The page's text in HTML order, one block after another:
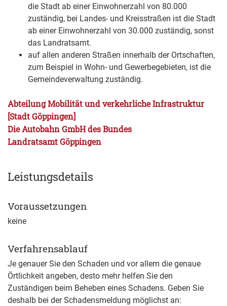
die Stadt ab einer Einwohnerzahl von 80.000
zuständig, bei Landes- und Kreisstraßen ist die Stadt
ab einer Einwohnerzahl von 30.000 zuständig, sonst
das Landratsamt.
auf allen anderen Straßen innerhalb der Ortschaften,
zum Beispiel in Wohn- und Gewerbegebieten, ist die
Gemeindeverwaltung zuständig.
Abteilung Mobilität und verkehrliche Infrastruktur
[Stadt Göppingen]
Die Autobahn GmbH des Bundes
Landratsamt Göppingen
Leistungsdetails
Voraussetzungen
keine
Verfahrensablauf
Je genauer Sie den Schaden und vor allem die genaue
Örtlichkeit angeben, desto mehr helfen Sie den
Zuständigen beim Beheben eines Schadens. Geben Sie
deshalb bei der Schadensmeldung möglichst an: